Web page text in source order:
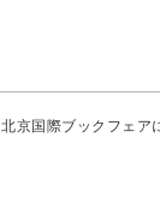
北京国際ブックフェア